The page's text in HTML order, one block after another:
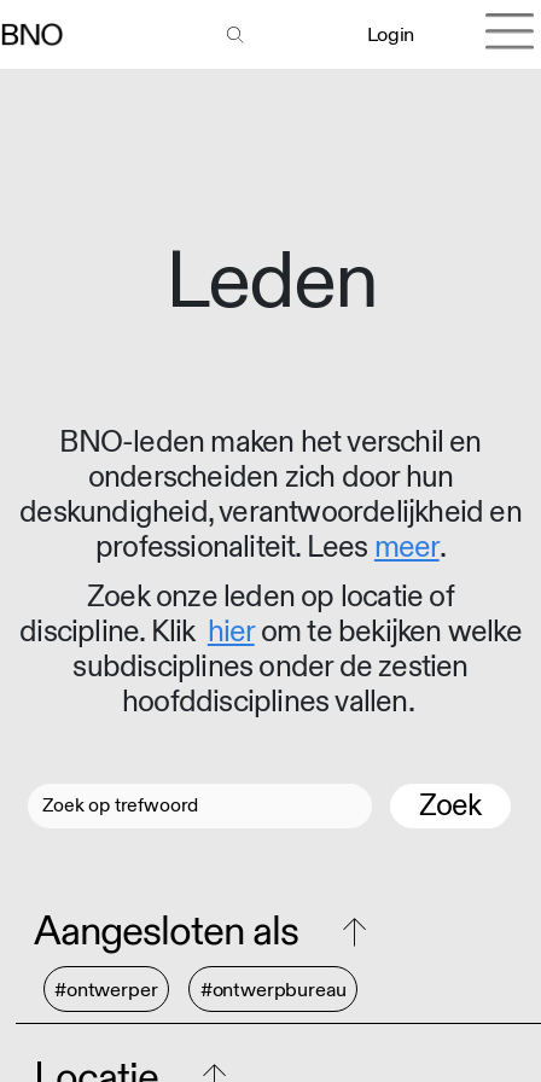
Login
Leden
BNO-leden maken het verschil en
onderscheiden zich door hun
deskundigheid, verantwoordelijkheid en
professionaliteit. Lees meer.
Zoek onze leden op locatie of
discipline. Klik hierom te bekijken welke
subdisciplines onder de zestien
hoofddisciplines vallen.
Zoek
Aangesloten als
#ontwerper #ontwerpbureau